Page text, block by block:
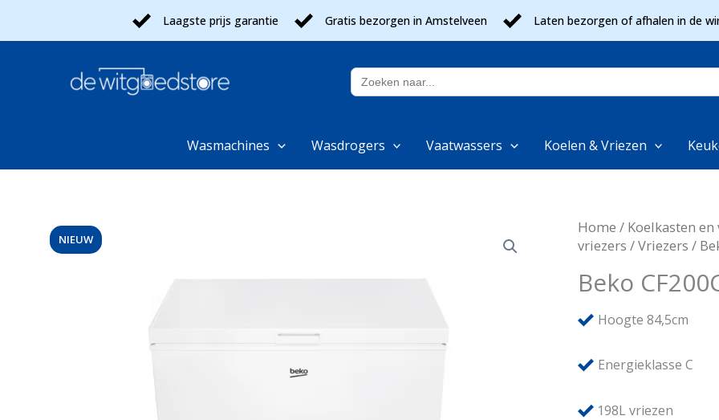
Laagste prijs garantie Gratis bezorgen in Amstelveen Laten bezorgen of afhalen in de
Zoek
naar:
Wasmachines Wasdrogers Vaatwassers Koelen & Vriezen
NIEUW
Home / Koelkasten en
vriezers /Vriezers /
Beko
Hoogte 84,5cm
Energieklasse C
198L vriezen